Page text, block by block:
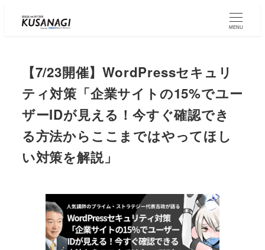
Skip
MENU
【7/23開催】WordPressセキュリ
ティ対策「企業サイトの15%でユー
ザーIDが見える！今すぐ確認でき
る方法からここまではやってほし
い対策を解説」